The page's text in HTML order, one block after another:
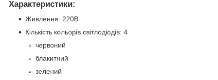
Характеристики:
Живлення: 220В
Кількість кольорів світлодіодів: 4
червоний
блакитний
зелений